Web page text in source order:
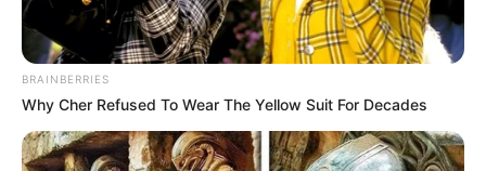
BRAINBERRIES
Why Cher Refused To Wear The Yellow Suit For Decades